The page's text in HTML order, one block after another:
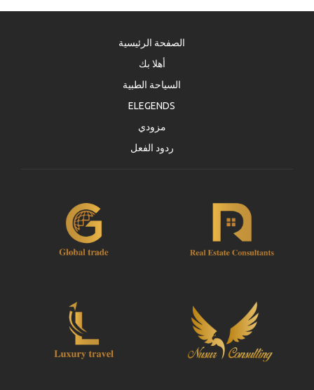
الصفحة الرئيسية
أهلا بك
السياحة الطبية
ELEGENDS
مزودي
ردود الفعل